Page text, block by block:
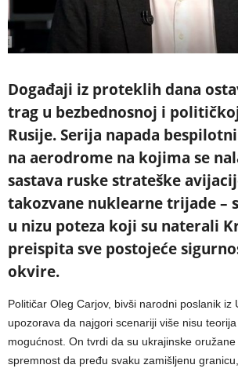
Događaji iz proteklih dana
trag u bezbednosnoj i
Rusije. Serija napada
na aerodrome na kojima se
sastava ruske strateške
takozvane nuklearne trijade –
u nizu poteza koji su naterali
preispita sve postojeće
okvire.
Političar Oleg Carjov, bivši narodni poslanik iz
upozorava da najgori scenariji više nisu
mogućnost. On tvrdi da su ukrajinske
spremnost da pređu svaku zamišljenu